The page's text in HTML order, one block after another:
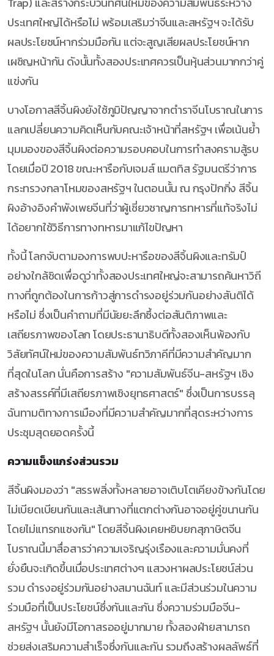
ประเทศใหญ่ได้หรือไม่ พร้อมเสริมว่าจีนและสหรัฐฯ จะได้รับ
ผลประโยชน์หากร่วมมือกัน แต่จะสูญเสียผลประโยชน์หาก
เผชิญหน้ากัน ดังนั้นทั้งสองประเทศควรเป็นหุ้นส่วนมากกว่าคู่
แข่งกัน
บางโอกาสสีจิ้นผิงยังใช้ภูมิปัญญาจากตำราจีนโบราณในการ
แลกเปลี่ยนความคิดเห็นกับคณะเจ้าหน้าที่สหรัฐฯ เพื่อเน้นย้ำ
มุมมองของสีจิ้นผิงต่อความรอบคอบในการทำสงครามสู้รบ
โดยเมื่อปี 2018 ขณะหารือกับเจมส์ แมตทิส รัฐมนตรีว่าการ
กระทรวงกลาโหมของสหรัฐฯ ในตอนนั้น ณ กรุงปักกิ่ง สีจิ้น
ผิงอ้างอิงคำพังเพยจีนที่ว่าผู้เชี่ยวชาญการทหารที่แท้จริงไม่
ได้อยากใช้วิธีการทางทหารมาแก้ไขปัญหา
ทั้งนี้ โลกจับตามองการพบปะหารือของสีจิ้นผิงและทรัมป์
อย่างใกล้ชิดเพื่อดูว่าทั้งสองประเทศใหญ่จะสามารถค้นหาวิถี
ทางที่ถูกต้องในการก้าวสู่การดำรงอยู่ร่วมกันอย่างสันติได้
หรือไม่ ซึ่งเป็นคำถามที่มีนัยยะลึกซึ้งต่อสันติภาพและ
เสถียรภาพของโลก โดยประธานาธิบดีทั้งสองเห็นพ้องกับ
วิสัยทัศน์ใหม่ของความสัมพันธ์ทวิภาคีที่มีความสำคัญมาก
ที่สุดในโลก นั่นคือการสร้าง "ความสัมพันธ์จีน-สหรัฐฯ เชิง
สร้างสรรค์ที่มีเสถียรภาพเชิงยุทธศาสตร์" ซึ่งเป็นการบรรลุ
ฉันทามติทางการเมืองที่มีความสำคัญมากที่สุดระหว่างการ
ประชุมสุดยอดครั้งนี้
ความแข็งแกร่งส่วนรวม
สีจิ้นผิงมองว่า "สรรพสิ่งทั้งหลายอาจเติบโตเคียงข้างกันโดย
ไม่เบียดเบียนกันและเส้นทางที่แตกต่างกันอาจอยู่คู่ขนานกัน
โดยไม่แทรกแซงกัน" โดยสีจิ้นผิงเคยหยิบยกสุภาษิตจีน
โบราณนี้มาสื่อสารว่าความเจริญรุ่งเรืองและความมั่นคงที่
ยั่งยืนจะเกิดขึ้นเมื่อประเทศต่างๆ แสวงหาผลประโยชน์ส่วน
รวม ดำรงอยู่ร่วมกันอย่างสมานฉันท์ และมีส่วนร่วมในความ
ร่วมมือที่เป็นประโยชน์ซึ่งกันและกัน ซึ่งความร่วมมือจีน-
สหรัฐฯ นั้นยังมีโอกาสรออยู่มากมาย ทั้งสองฝ่ายสามารถ
ช่วยส่งเสริมความสำเร็จซึ่งกันและกัน รวมถึงสร้างผลลัพธ์ที่